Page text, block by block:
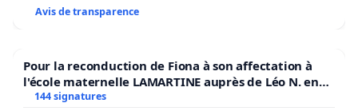
Avis de transparence
Pour la reconduction de Fiona à son affectation à
l'école maternelle LAMARTINE auprès de Léo N. en
2026/2027
144 signatures